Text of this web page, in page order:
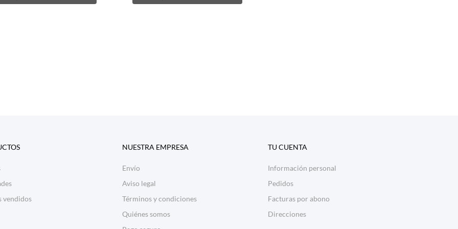
concorto
pelocorto
piel
gafascastaño
pelocorto
vendidos
NUESTRA EMPRESA
Envío
Aviso legal
Términos y condiciones
Quiénes somos
TU CUENTA
Información personal
Pedidos
Facturas por abono
Direcciones